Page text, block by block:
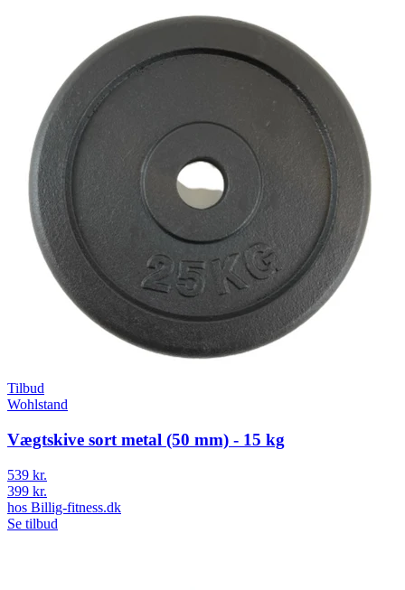
Tilbud
Wohlstand
Vægtskive sort metal (50 mm) - 15 kg
539 kr.
399 kr.
hos Billig-fitness.dk
Se tilbud